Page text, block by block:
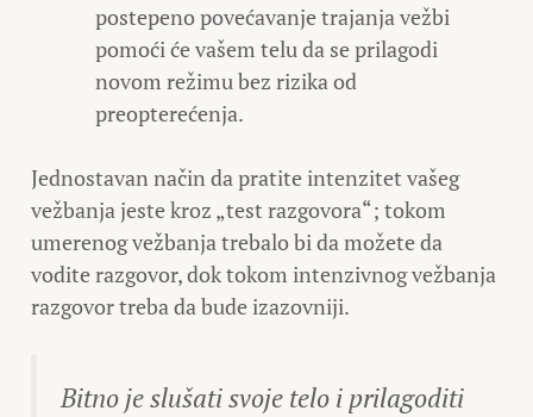
postepeno povećavanje trajanja vežbi
pomoći će vašem telu da se prilagodi
novom režimu bez rizika od
preopterećenja.
Jednostavan način da pratite intenzitet vašeg
vežbanja jeste kroz „test razgovora“; tokom
umerenog vežbanja trebalo bi da možete da
vodite razgovor, dok tokom intenzivnog vežbanja
razgovor treba da bude izazovniji.
Bitno je slušati svoje telo i prilagoditi